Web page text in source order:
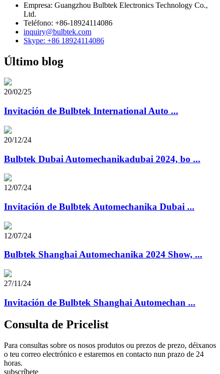
Empresa: Guangzhou Bulbtek Electronics Technology Co.,
Ltd.
Teléfono: +86-18924114086
inquiry@bulbtek.com
Skype: +86 18924114086
Último blog
20/02/25
Invitación de Bulbtek International Auto ...
20/12/24
Bulbtek Dubai Automechanikadubai 2024, bo ...
12/07/24
Invitación de Bulbtek Automechanika Dubai ...
12/07/24
Bulbtek Shanghai Automechanika 2024 Show, ...
27/11/24
Invitación de Bulbtek Shanghai Automechan ...
Consulta de Pricelist
Para consultas sobre os nosos produtos ou prezos de prezo, déixanos
o teu correo electrónico e estaremos en contacto nun prazo de 24
horas.
subscríbete